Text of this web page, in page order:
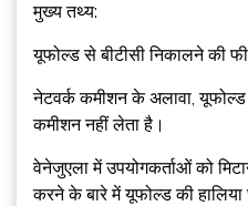
मुख्य तथ्य:
यूफोल्ड से बीटीसी निकालने की
नेटवर्क कमीशन के अलावा,
कमीशन नहीं लेता है।
वेनेजुएला में उपयोगकर्ताओं को
करने के बारे में यूफोल्ड की